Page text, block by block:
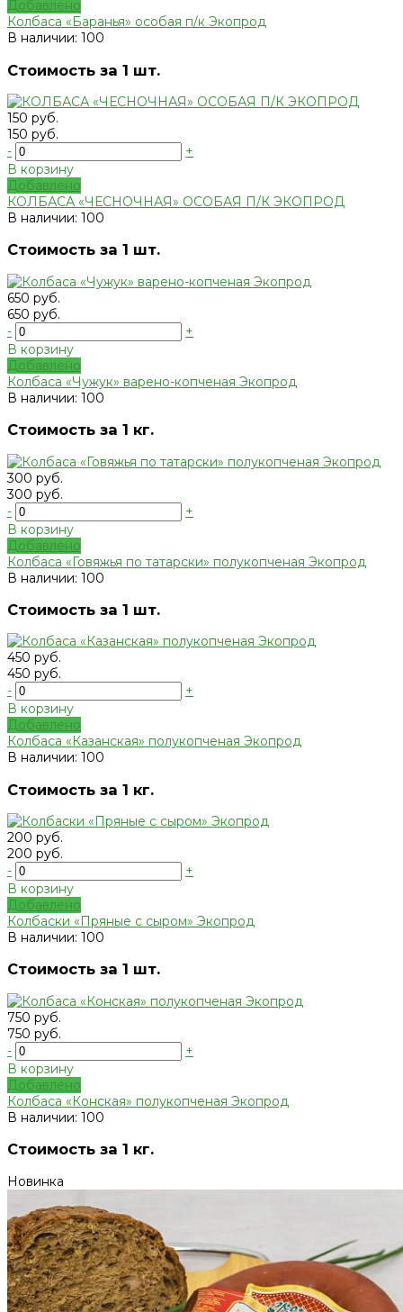
Добавлено
Колбаса «Баранья» особая п/к Экопрод
В наличии: 100
Стоимость за 1 шт.
150 руб.
150 руб.
-
+
В корзину
Добавлено
КОЛБАСА «ЧЕСНОЧНАЯ» ОСОБАЯ П/К ЭКОПРОД
В наличии: 100
Стоимость за 1 шт.
650 руб.
650 руб.
-
+
В корзину
Добавлено
Колбаса «Чужук» варено-копченая Экопрод
В наличии: 100
Стоимость за 1 кг.
300 руб.
300 руб.
-
+
В корзину
Добавлено
Колбаса «Говяжья по татарски» полукопченая Экопрод
В наличии: 100
Стоимость за 1 шт.
450 руб.
450 руб.
-
+
В корзину
Добавлено
Колбаса «Казанская» полукопченая Экопрод
В наличии: 100
Стоимость за 1 кг.
200 руб.
200 руб.
-
+
В корзину
Добавлено
Колбаски «Пряные с сыром» Экопрод
В наличии: 100
Стоимость за 1 шт.
750 руб.
750 руб.
-
+
В корзину
Добавлено
Колбаса «Конская» полукопченая Экопрод
В наличии: 100
Стоимость за 1 кг.
Новинка